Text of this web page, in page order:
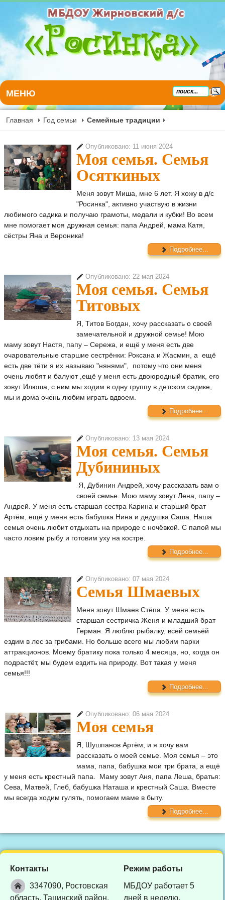
МЕНЮ
Главная Год семьи Семейные традиции
Опубликовано: 11 июня 2024
Моя семья. Семья
Осяткиных
Меня зовут Миша, мне 6 лет. Я хожу в д/с
"Росинка", активно участвую в жизни
любимого садика и получаю грамоты, медали и кубки! Во всем
мне помогает моя дружная семья: папа Андрей, мама Катя,
сёстры Яна и Вероника!
Подробнее...
Опубликовано: 22 мая 2024
Моя семья. Семья
Титовых
Я, Титов Богдан, хочу рассказать о своей
замечательной и дружной семье! Мою
маму зовут Настя, папу – Сережа, и ещё у меня есть две
очаровательные старшие сестрёнки: Роксана и Жасмин, а ещё
есть две тёти я их называю "нянями", потому что они меня
очень любят и балуют ,ещё у меня есть двоюродный братик, его
зовут Илюша, с ним мы ходим в одну группу в детском садике,
мы и дома очень любим играть вдвоем.
Подробнее...
Опубликовано: 13 мая 2024
Моя семья. Семья
Дубининых
Я, Дубинин Андрей, хочу рассказать вам о
своей семье. Мою маму зовут Лена, папу –
Андрей. У меня есть старшая сестра Карина и старший брат
Артём, ещё у меня есть бабушка Нина и дедушка Саша. Наша
семья очень любит отдыхать на природе с ночёвкой. С папой мы
часто ловим рыбу и готовим уху на костре.
Подробнее...
Опубликовано: 07 мая 2024
Семья Шмаевых
Меня зовут Шмаев Стёпа. У меня есть
старшая сестричка Женя и младший брат
Герман. Я люблю рыбалку, всей семьёй
ездим в лес за грибами. Но больше всего мы любим парки
аттракционов. Моему братику пока только 4 месяца, но, когда он
подрастёт, мы будем ездить на природу. Вот такая у меня
семья!!!
Подробнее...
Опубликовано: 06 мая 2024
Моя семья
Я, Шушпанов Артём, и я хочу вам
рассказать о моей семье. Моя семья – это
мама, папа, бабушка мои три брата, а ещё
у меня есть крестный папа. Маму зовут Аня, папа Леша, братья:
Сева, Матвей, Глеб, бабушка Наташа и крестный Саша. Вместе
мы всегда ходим гулять, помогаем маме в быту.
Подробнее...
Контакты
3347090, Ростовская
область, Тацинский район,
Режим работы
МБДОУ работает 5
дней в неделю.